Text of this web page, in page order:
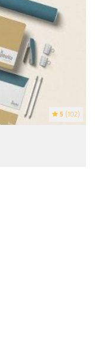
5 (102)